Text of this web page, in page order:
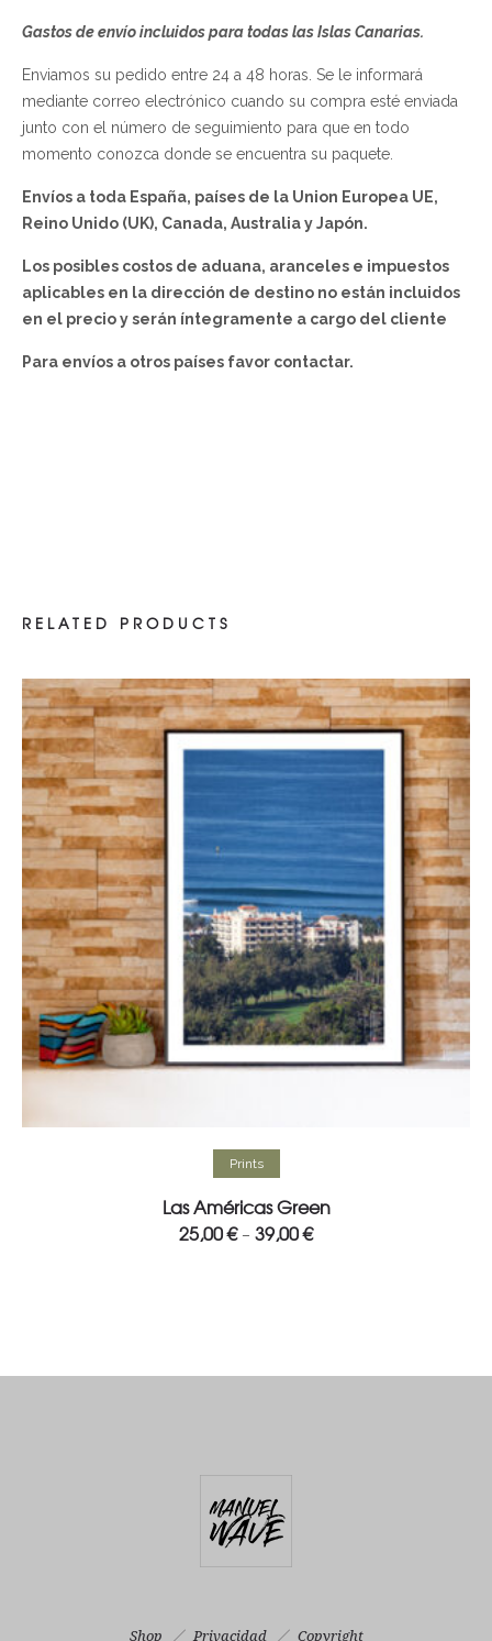
Gastos de envío incluidos para todas las Islas Canarias.
Enviamos su pedido entre 24 a 48 horas. Se le informará
mediante correo electrónico cuando su compra esté enviada
junto con el número de seguimiento para que en todo
momento conozca donde se encuentra su paquete.
Envíos a toda España, países de la Union Europea UE,
Reino Unido (UK), Canada, Australia y Japón.
Los posibles costos de aduana, aranceles e impuestos
aplicables en la dirección de destino no están incluidos
en el precio y serán íntegramente a cargo del cliente
Para envíos a otros países favor contactar.
RELATED PRODUCTS
Select options
Prints
Las Américas Green
25,00€– 39,00€
Shop Privacidad Copyright